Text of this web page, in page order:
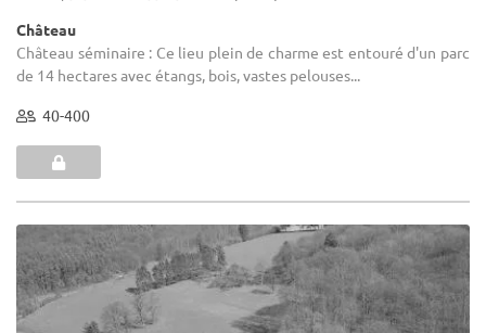
Château
Château séminaire : Ce lieu plein de charme est entouré d'un parc
de 14 hectares avec étangs, bois, vastes pelouses...
40-400